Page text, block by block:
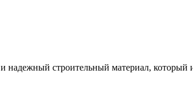
строительный материал, который